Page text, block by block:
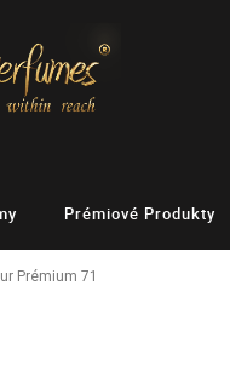
Prémiové Produkty
Prémium 71